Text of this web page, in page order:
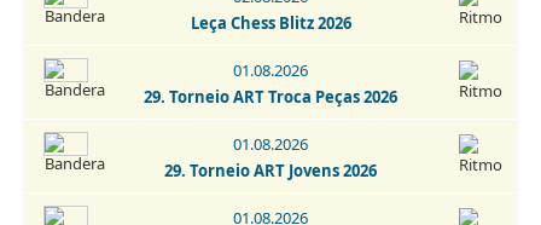
I Open Internacional Ajedrez Myinvestor Casablanca 2026
05-12.09.2026
I Cerrado Internacional GM MyInvestor 2026
Leça Chess Blitz 2026
01.08.2026
29. Torneio ART Troca Peças 2026
01.08.2026
29. Torneio ART Jovens 2026
01.08.2026